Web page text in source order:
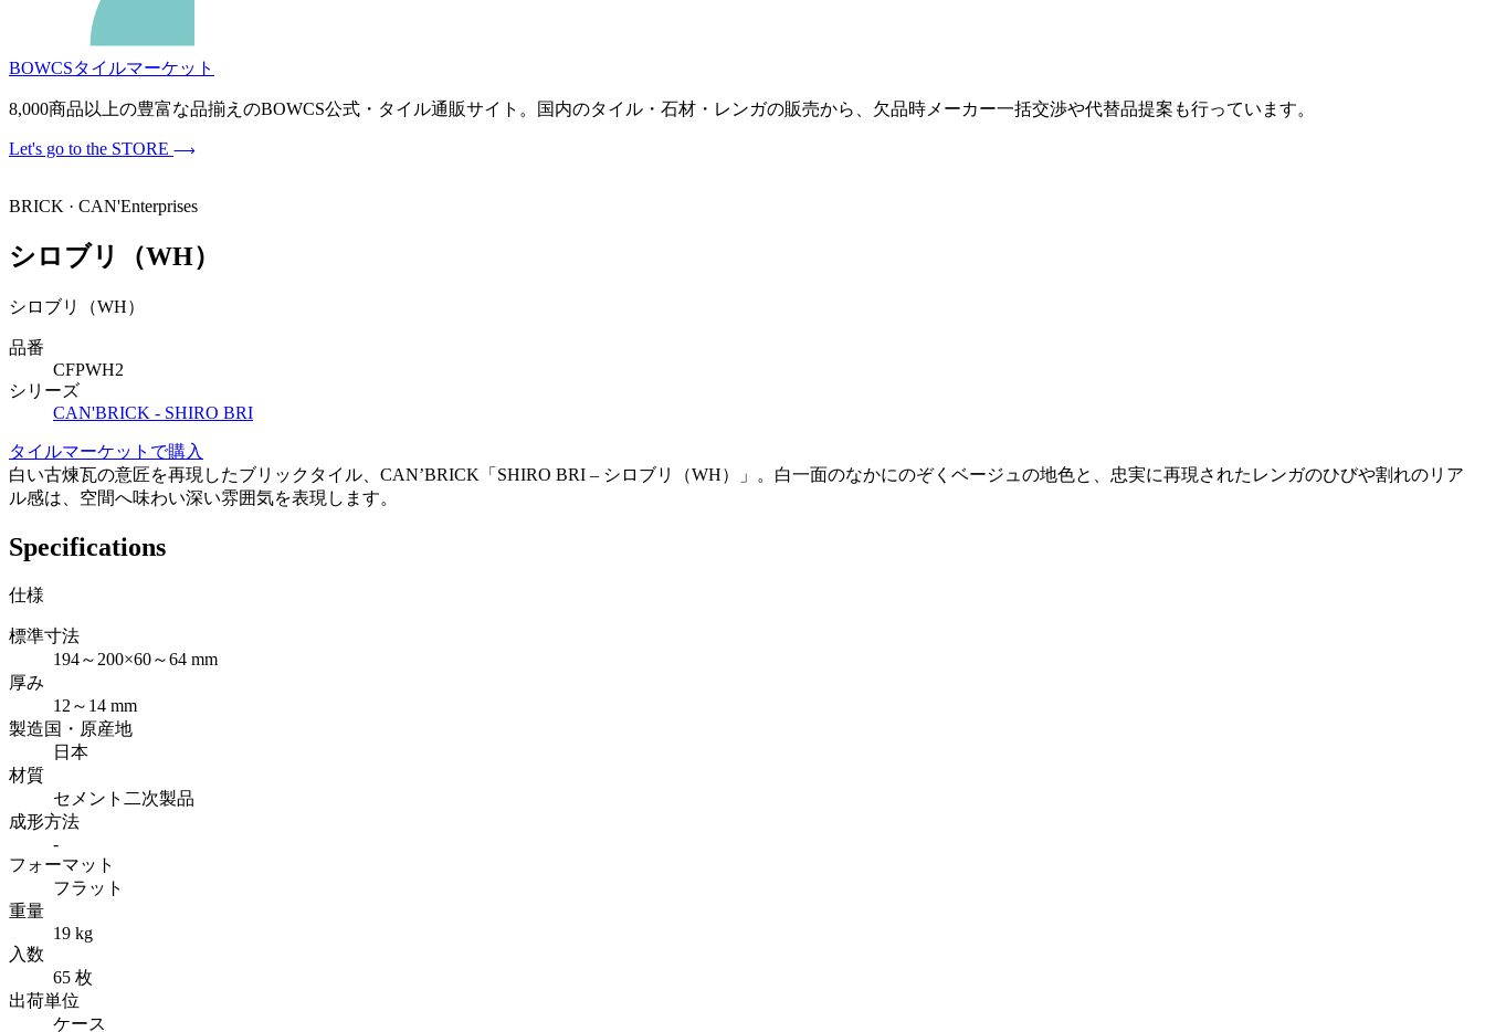
BOWCSタイルマーケット
8,000商品以上の豊富な品揃えのBOWCS公式・タイル通販サイト。国内のタイル・石材・レンガの販売から、欠品時メーカー一括交渉や代替品提案も行っています。
Let's go to the STORE
BRICK · CAN'Enterprises
シロブリ（WH）
シロブリ（WH）
品番
CFPWH2
シリーズ
CAN'BRICK - SHIRO BRI
タイルマーケットで購入
白い古煉瓦の意匠を再現したブリックタイル、CAN’BRICK「SHIRO BRI – シロブリ（WH）」。白一面のなかにのぞくベージュの地色と、忠実に再現されたレンガのひびや割れのリア
ル感は、空間へ味わい深い雰囲気を表現します。
Specifications
仕様
標準寸法
194～200×60～64 mm
厚み
12～14 mm
製造国・原産地
日本
材質
セメント二次製品
成形方法
-
フォーマット
フラット
重量
19 kg
入数
65 枚
出荷単位
ケース